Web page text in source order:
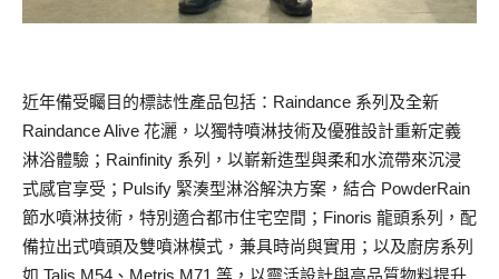
近年備受矚目的標誌性產品包括：Raindance 系列及全新
Raindance Alive 花灑，以獨特噴淋技術及優雅設計重新定義
淋浴體驗；Rainfinity 系列，以嶄新造型與柔和水流帶來沉浸
式感官享受；Pulsify 緊湊型淋浴解決方案，結合 PowderRain
節水噴淋技術，特別適合都市住宅空間；Finoris 龍頭系列，配
備拉出式噴頭及雙噴淋模式，兼具時尚與實用；以及廚房系列
如 Talis M54、Metris M71 等，以靈活設計與高品質物料提升